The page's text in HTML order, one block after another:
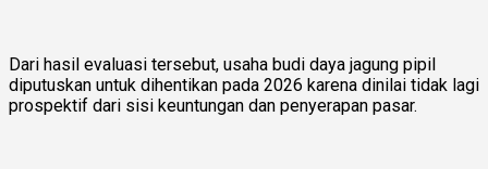
Dari hasil evaluasi tersebut, usaha budi daya jagung pipil
diputuskan untuk dihentikan pada 2026 karena dinilai tidak lagi
prospektif dari sisi keuntungan dan penyerapan pasar.